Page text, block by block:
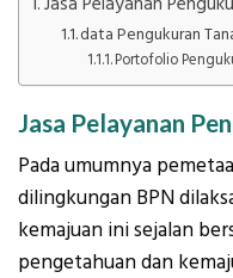
data Pengukuran
Portofolio
Jasa Pelayanan
Pada umumnya
dilingkungan BPN
kemajuan ini sejalan
pengetahuan dan